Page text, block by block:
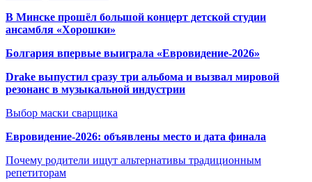
В Минске прошёл большой концерт детской студии
ансамбля «Хорошки»
Болгария впервые выиграла «Евровидение-2026»
Drake выпустил сразу три альбома и вызвал мировой
резонанс в музыкальной индустрии
Выбор маски сварщика
Евровидение-2026: объявлены место и дата финала
Почему родители ищут альтернативы традиционным
репетиторам